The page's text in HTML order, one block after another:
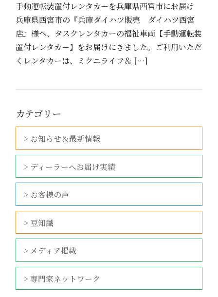
手動運転装置付レンタカーを兵庫県西宮市にお届け
兵庫県西宮市の『兵庫ダイハツ販売 ダイハツ西宮
店』様へ、タスクレンタカーの福祉車両【手動運転装
置付レンタカー】をお届けにきました。ご利用いただ
くレンタカーは、ミクニライフ＆ […]
カテゴリー
> お知らせ＆最新情報
> ディーラーへお届け実績
> お客様の声
> 豆知識
> メディア掲載
> 専門家ネットワーク